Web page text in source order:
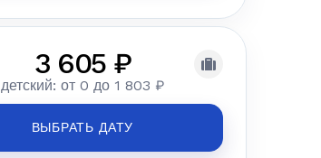
3 605 ₽
детский: от 0 до 1 803 ₽
ВЫБРАТЬ ДАТУ